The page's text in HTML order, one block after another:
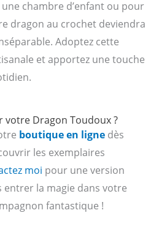
chambre d’enfant ou pour
dragon au crochet deviendra
Adoptez cette
et apportez une touche
votre Dragon Toudoux ?
boutique en ligne dès
les exemplaires
moi pour une version
entrer la magie dans votre
fantastique !